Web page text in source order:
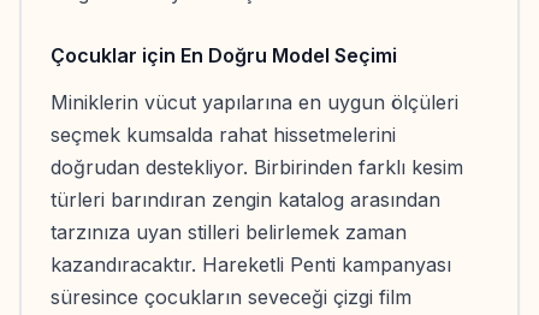
Çocuklar için En Doğru Model Seçimi
Miniklerin vücut yapılarına en uygun ölçüleri
seçmek kumsalda rahat hissetmelerini
doğrudan destekliyor. Birbirinden farklı kesim
türleri barındıran zengin katalog arasından
tarzınıza uyan stilleri belirlemek zaman
kazandıracaktır. Hareketli Penti kampanyası
süresince çocukların seveceği çizgi film